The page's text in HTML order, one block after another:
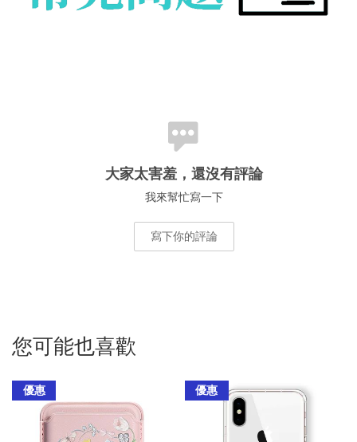
大家太害羞，還沒有評論
我來幫忙寫一下
寫下你的評論
您可能也喜歡
優惠 優惠